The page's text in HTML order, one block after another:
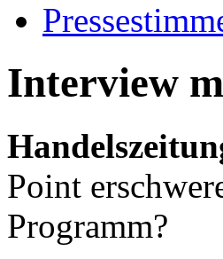
Interview
Point
Programm?